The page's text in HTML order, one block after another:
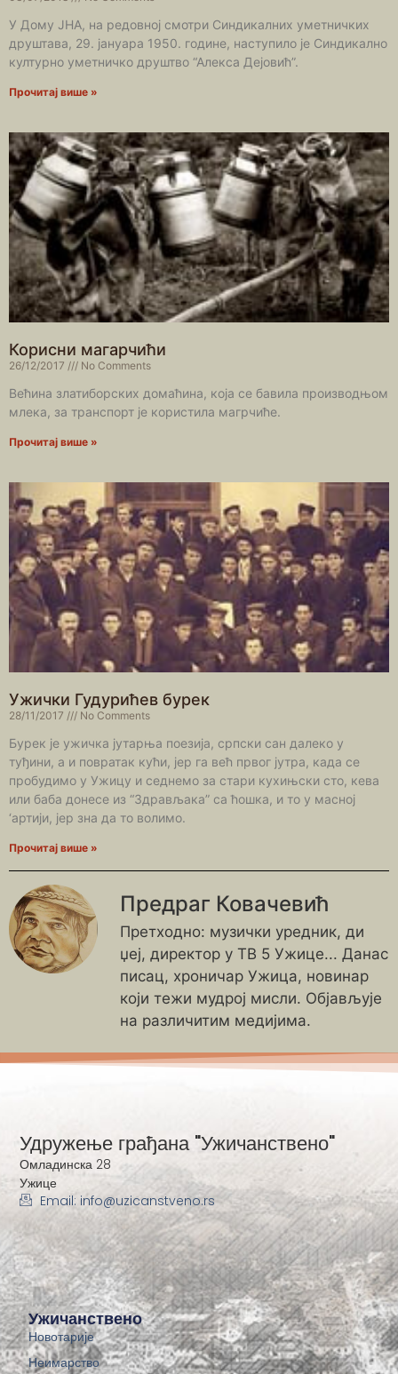
У Дому ЈНА, на редовној смотри Синдикалних уметничких
друштава, 29. јануара 1950. године, наступило је Синдикално
културно уметничко друштво “Алекса Дејовић”.
Прочитај више »
Корисни магарчићи
26/12/2017 No Comments
Већина златиборских домаћина, која се бавила производњом
млека, за транспорт је користила магрчиће.
Прочитај више »
Ужички Гудурићев бурек
28/11/2017 No Comments
Бурек је ужичка јутарња поезија, српски сан далеко у
туђини, а и повратак кући, јер га већ првог јутра, када се
пробудимо у Ужицу и седнемо за стари кухињски сто, кева
или баба донесе из “Здрављака” са ћошка, и то у масној
‘артији, јер зна да то волимо.
Прочитај више »
Предраг Ковачевић
Претходно: музички уредник, ди
џеј, директор у ТВ 5 Ужице... Данас
писац, хроничар Ужица, новинар
који тежи мудрој мисли. Објављује
на различитим медијима.
Ужичанствено
Новотарије
Неимарство
Удружење грађана "Ужичанствено"
Омладинска 28
Ужице
Email: info@uzicanstveno.rs